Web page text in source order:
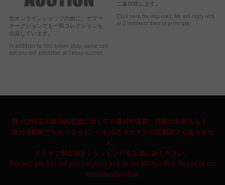
当オンラインショップの他に、ヤフー
オークションでも一部コレクションを
出品しています。
In addition to this online shop, some coll
ections are exhibited at Yahoo Auction.
ご返信致します。
Click here for inquiries. We will reply with
in 3 business days in principle.
我々は特定の政治的思想に対しての翼賛や賞賛、啓蒙の目的もなく、
政治活動家でもありません。いわゆるネオナチの活動家でもありませ
ん。
どうぞご安心頂きショッピングをお楽しみください。
This web site has not political policy and we are NOT Neo Nazi. Please do not
misunderstand that.